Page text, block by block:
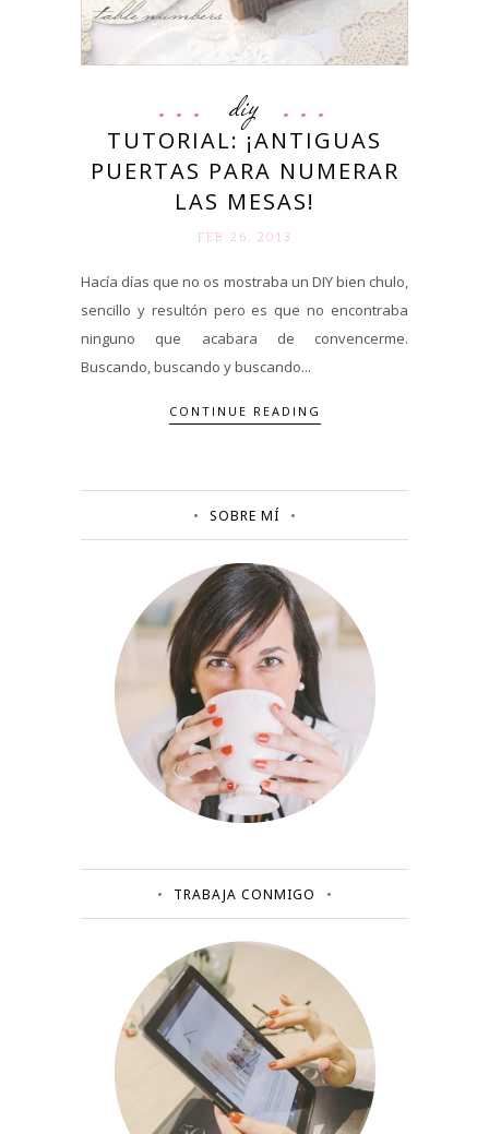
diy
TUTORIAL: ¡ANTIGUAS
PUERTAS PARA NUMERAR
LAS MESAS!
FEB 26. 2013
Hacía días que no os mostraba un DIY bien chulo,
sencillo y resultón pero es que no encontraba
ninguno que acabara de convencerme.
Buscando, buscando y buscando...
CONTINUE READING
SOBRE MÍ
TRABAJA CONMIGO